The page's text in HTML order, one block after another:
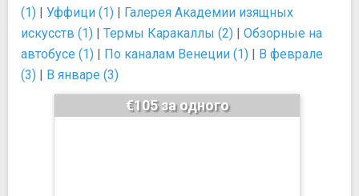
(1) | Уффици (1) | Галерея Академии изящных
искусств (1) | Термы Каракаллы (2) | Обзорные на
автобусе (1) | По каналам Венеции (1) | В феврале
(3) | В январе (3)
€105 за одного